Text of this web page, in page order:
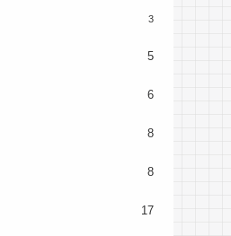
3
5
6
8
8
17